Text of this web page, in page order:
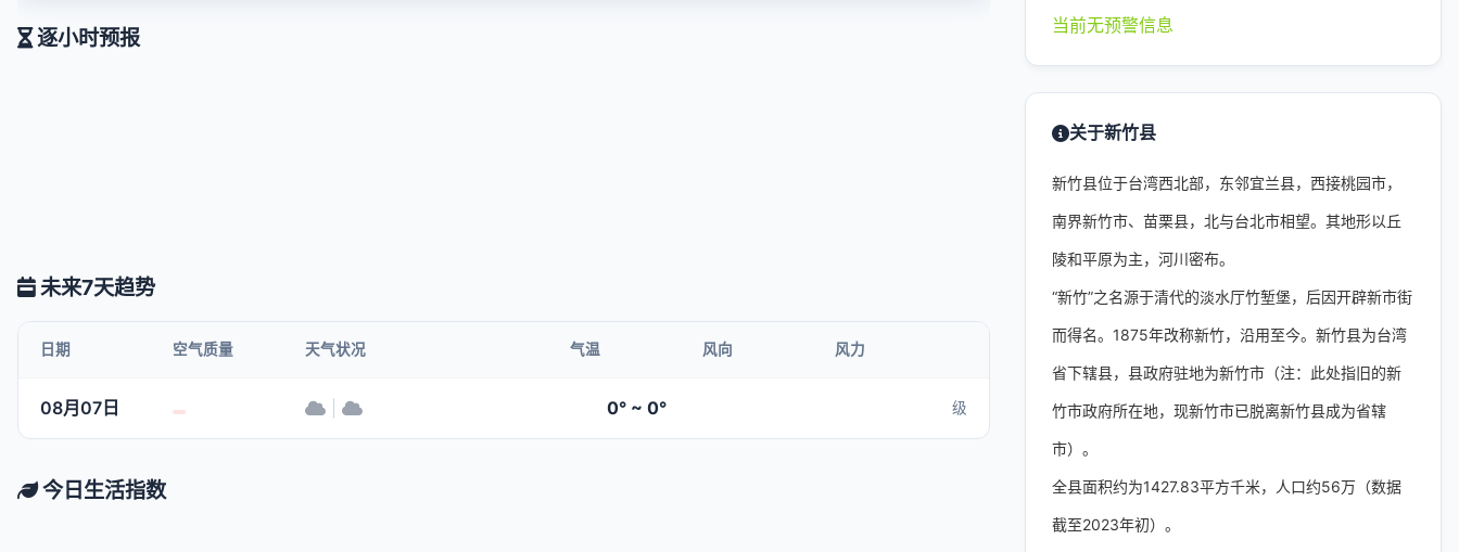
逐小时预报
未来7天趋势
日期 空气质量 天气状况 气温 风向 风力
08月07日 0° ~ 0° 级
今日生活指数
当前无预警信息
关于新竹县
新竹县位于台湾西北部，东邻宜兰县，西接桃园市，
南界新竹市、苗栗县，北与台北市相望。其地形以丘
陵和平原为主，河川密布。
“新竹”之名源于清代的淡水厅竹堑堡，后因开辟新市街
而得名。1875年改称新竹，沿用至今。新竹县为台湾
省下辖县，县政府驻地为新竹市（注：此处指旧的新
竹市政府所在地，现新竹市已脱离新竹县成为省辖
市）。
全县面积约为1427.83平方千米，人口约56万（数据
截至2023年初）。